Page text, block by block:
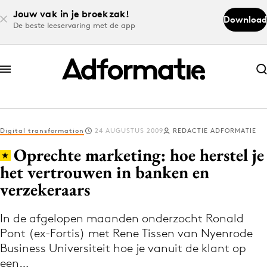
Jouw vak in je broekzak!
De beste leeservaring met de app
Download
Abonneer nu
Abonneer nu
Log in
Volg het laatste nieuws via de Adformatie
Nieuws app
Digital transformation 24 AUGUSTUS 2009 REDACTIE ADFORMATIE
Oprechte marketing: hoe herstel je
het vertrouwen in banken en
verzekeraars
In de afgelopen maanden onderzocht Ronald
Pont (ex-Fortis) met Rene Tissen van Nyenrode
Business Universiteit hoe je vanuit de klant op
een…